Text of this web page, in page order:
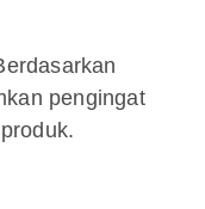
pengingat